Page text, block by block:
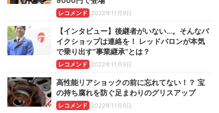
レコメンド 2022年11月9日
【インタビュー】後継者がいない…。そんなバ
イクショップは連絡を！ レッドバロンが本気
で乗り出す“事業継承”とは？
レコメンド 2022年11月9日
高性能リアショックの前に忘れてない！？ 宝
の持ち腐れを防ぐ足まわりのグリスアップ
レコメンド 2022年11月9日